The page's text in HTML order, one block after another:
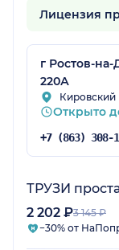
Лицензия
г Ростов-
220А
Кировский
Открыто
ТРУЗИ
2 202 ₽3 145 ₽
−30% от